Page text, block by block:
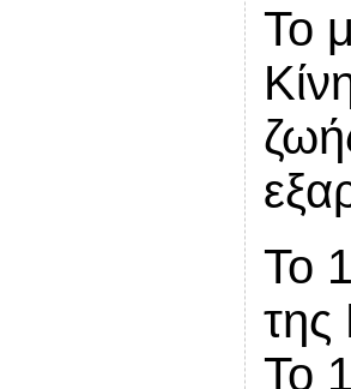
Το
Το
Το